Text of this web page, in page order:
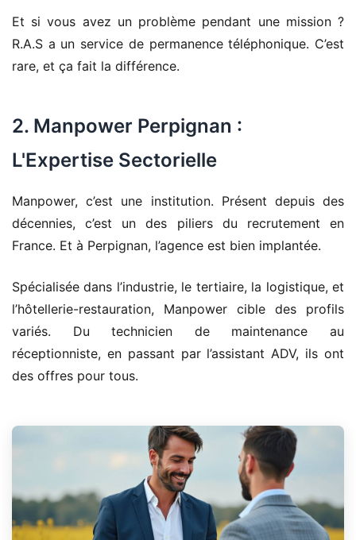
Et si vous avez un problème pendant une mission ?
R.A.S a un service de permanence téléphonique. C’est
rare, et ça fait la différence.
2. Manpower Perpignan :
L'Expertise Sectorielle
Manpower, c’est une institution. Présent depuis des
décennies, c’est un des piliers du recrutement en
France. Et à Perpignan, l’agence est bien implantée.
Spécialisée dans l’industrie, le tertiaire, la logistique, et
l’hôtellerie-restauration, Manpower cible des profils
variés. Du technicien de maintenance au
réceptionniste, en passant par l’assistant ADV, ils ont
des offres pour tous.